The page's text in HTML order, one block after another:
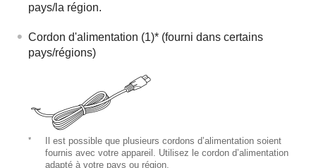
pays/la région.
Cordon d'alimentation (1)* (fourni dans certains
pays/régions)
*
Il est possible que plusieurs cordons d’alimentation soient
fournis avec votre appareil. Utilisez le cordon d’alimentation
adapté à votre pays ou région.